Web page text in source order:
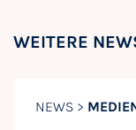
WEITERE
NEWS >